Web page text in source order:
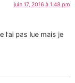
juin 17, 2016 à 1:48 pm
l’ai pas lue mais je